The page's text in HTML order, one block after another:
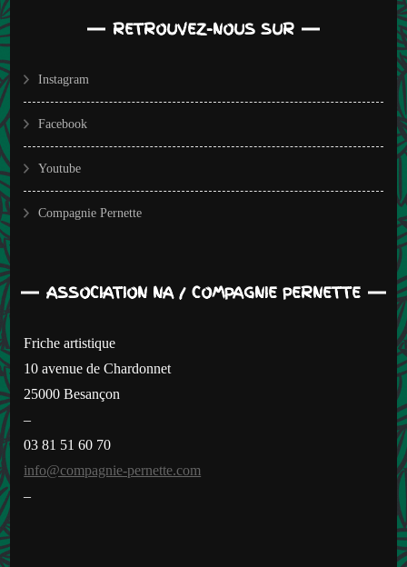
RETROUVEZ-NOUS SUR
Instagram
Facebook
Youtube
Compagnie Pernette
ASSOCIATION NA / COMPAGNIE PERNETTE
Friche artistique
10 avenue de Chardonnet
25000 Besançon
–
03 81 51 60 70
info@compagnie-pernette.com
–